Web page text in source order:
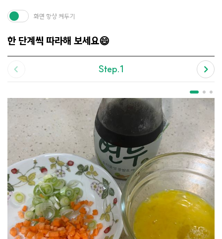
한 단계씩 따라해 보세요😄
화면 항상 켜두기
Step.1